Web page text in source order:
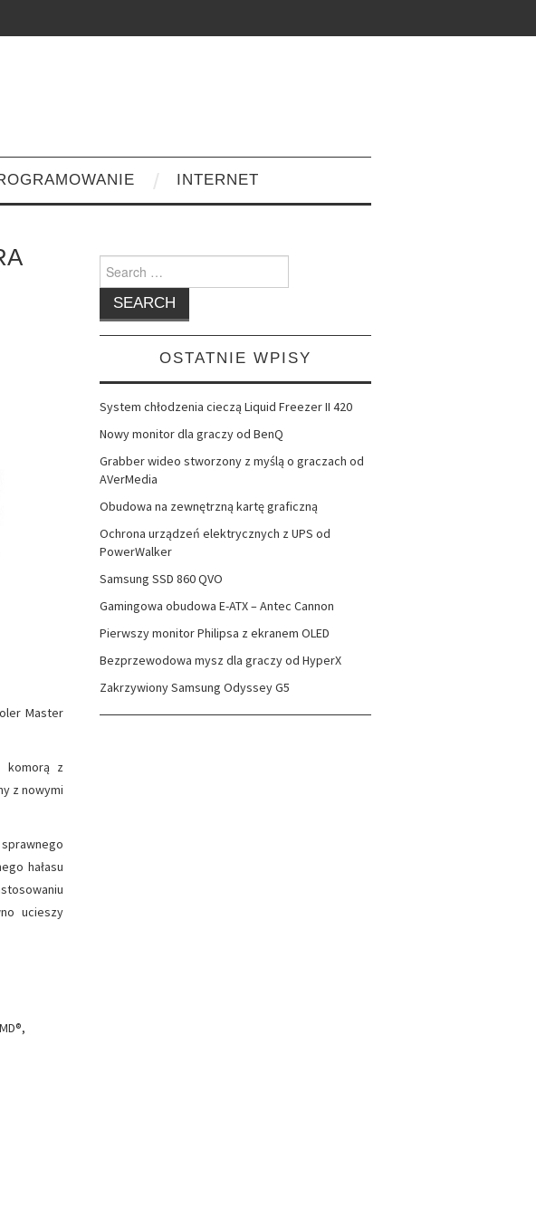
INTERNET
Master
komorą z
z nowymi
hałasu
ucieszy
Search
for:
OSTATNIE WPISY
System chłodzenia cieczą Liquid Freezer II 420
Nowy monitor dla graczy od BenQ
Grabber wideo stworzony z myślą o graczach od
AVerMedia
Obudowa na zewnętrzną kartę graficzną
Ochrona urządzeń elektrycznych z UPS od
PowerWalker
Samsung SSD 860 QVO
Gamingowa obudowa E-ATX – Antec Cannon
Pierwszy monitor Philipsa z ekranem OLED
Bezprzewodowa mysz dla graczy od HyperX
Zakrzywiony Samsung Odyssey G5